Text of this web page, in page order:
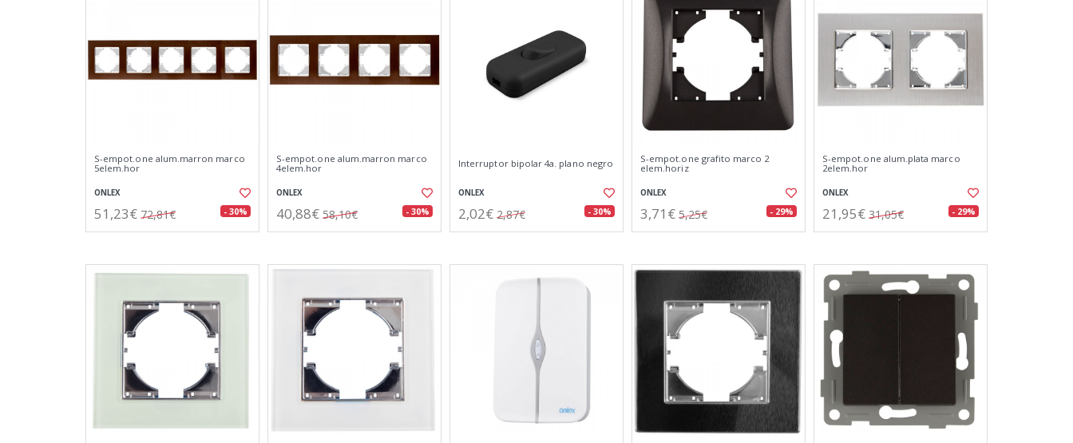
S-empot.one alum.marron marco
5elem.hor
ONLEX
51,23€ 72,81€ - 30%
S-empot.one alum.marron marco
4elem.hor
ONLEX
40,88€ 58,10€ - 30%
Interruptor bipolar 4a. plano negro
ONLEX
2,02€ 2,87€ - 30%
S-empot.one grafito marco 2
elem.horiz
ONLEX
3,71€ 5,25€ - 29%
S-empot.one alum.plata marco
2elem.hor
ONLEX
21,95€ 31,05€ - 29%